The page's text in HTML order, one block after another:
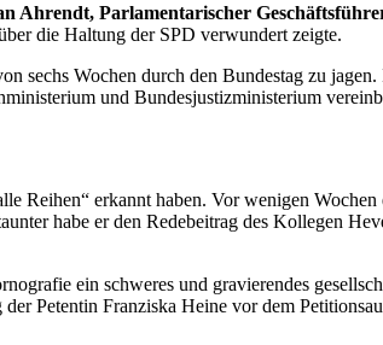
Ahrendt, Parlamentarischer
die Haltung der SPD verwundert zeigte.
sechs Wochen durch den Bundestag zu
und Bundesjustizministerium
Reihen“ erkannt haben. Vor wenigen Wochen
habe er den Redebeitrag des Kollegen
ein schweres und gravierendes
Petentin Franziska Heine vor dem